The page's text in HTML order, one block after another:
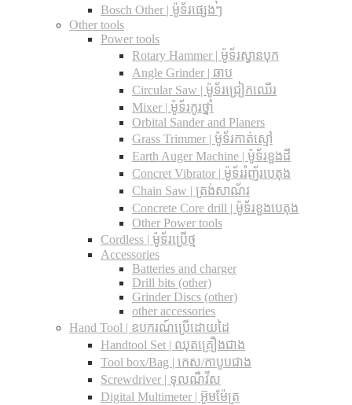
Bosch Other | ម៉ូទ័រផ្សេងៗ
Other tools
Power tools
Rotary Hammer | ម៉ូទ័រស្វានបុក
Angle Grinder | ឆាប
Circular Saw​ | ម៉ូទ័រជ្រៀកឈើរ
Mixer | ម៉ូទ័រកូរថ្នាំ
Orbital Sander and Planers
Grass Trimmer | ម៉ូទ័រកាត់ស្មៅ
Earth Auger Machine | ម៉ូទ័រខួងដី
Concret Vibrator | ម៉ូទ័ររំញ័របេតុង
Chain Saw | ត្រង់សាណ័រ
Concrete Core drill | ម៉ូទ័រខួងបេតុង
Other Power tools
Cordless​ | ម៉ូទ័រប្រើថ្ម
Accessories
Batteries and charger
Drill bits (other)
Grinder Discs (other)
other accessories
Hand Tool | ឧបករណ៍ប្រើដោយដៃ
Handtool Set | ឈុតគ្រឿងជាង
Tool box/Bag | កេស/កាបូបជាង
Screwdriver | ទុលណឺវីស
Digital Multimeter | អ៊ូមម៉ែត្រ